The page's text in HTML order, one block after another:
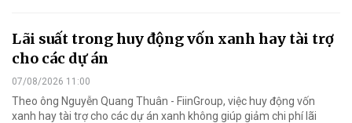
Lãi suất trong huy động vốn xanh hay tài trợ
cho các dự án
07/08/2026 11:00
Theo ông Nguyễn Quang Thuân - FiinGroup, việc huy động vốn
xanh hay tài trợ cho các dự án xanh không giúp giảm chi phí lãi